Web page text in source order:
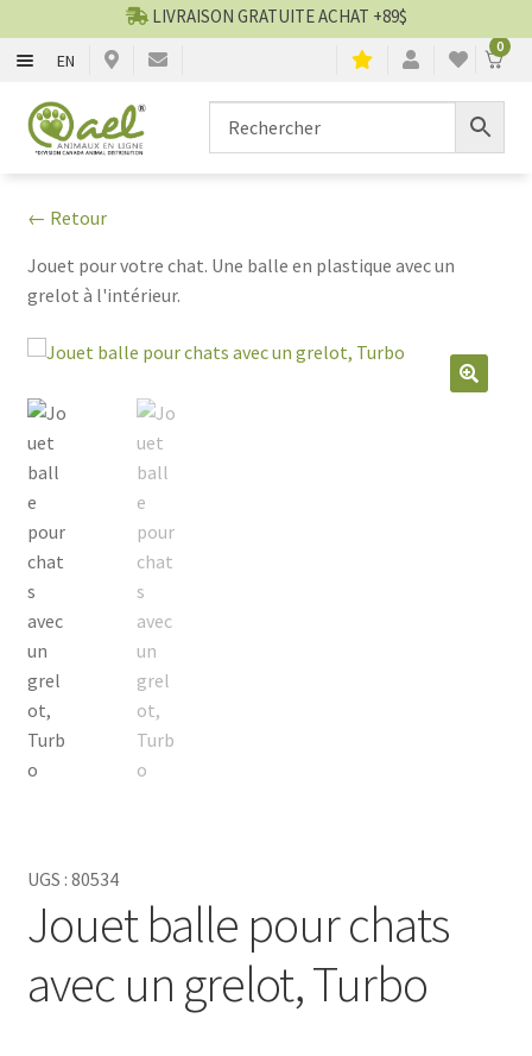
EN
0
Aller
à
Aller
au
LIVRAISON GRATUITE ACHAT +89$
CHIENS
SERVICES
🍁 PRODUITS CANADIEN
VENTES
← Retour
Jouet pour votre chat. Une balle en plastique avec un
grelot à l'intérieur.
UGS : 80534
Jouet balle pour chats
avec un grelot, Turbo